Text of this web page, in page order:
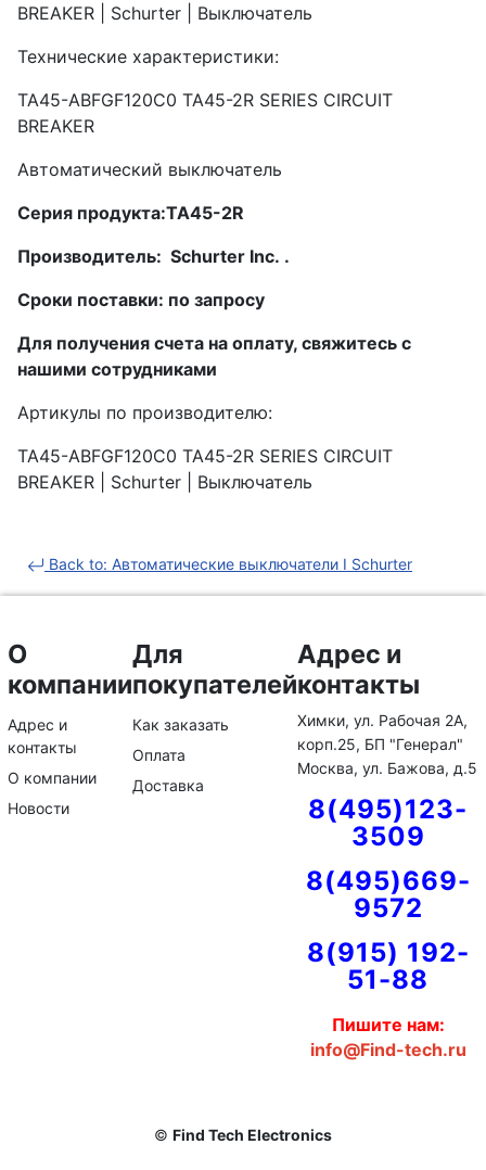
BREAKER | Schurter | Выключатель
Технические характеристики:
TA45-ABFGF120C0 TA45-2R SERIES CIRCUIT
BREAKER
Автоматический выключатель
Серия продукта:TA45-2R
Производитель: Schurter Inc. .
Сроки поставки: по запросу
Для получения счета на оплату, свяжитесь с
нашими сотрудниками
Артикулы по производителю:
TA45-ABFGF120C0 TA45-2R SERIES CIRCUIT
BREAKER | Schurter | Выключатель
Back to: Автоматические выключатели I Schurter
О
компании
Адрес и
контакты
О компании
Новости
Для
покупателей
Как заказать
Оплата
Доставка
Адрес и
контакты
Химки, ул. Рабочая 2А,
корп.25, БП "Генерал"
Москва, ул. Бажова, д.5
8(495)123-
3509
8(495)669-
9572
8(915) 192-
51-88
Пишите нам:
info@Find-tech.ru
© Find Tech Electronics